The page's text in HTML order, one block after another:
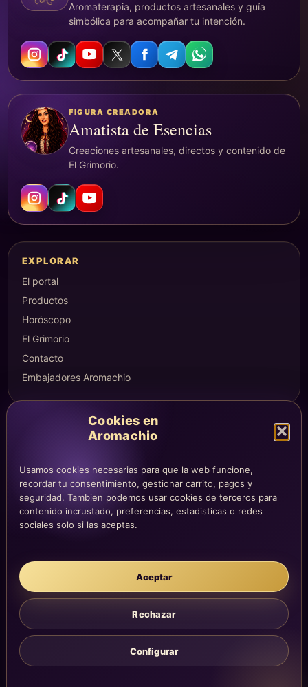
Cookies en
Aromachio
Usamos cookies necesarias para que la web funcione,
recordar tu consentimiento, gestionar carrito, pagos y
seguridad. Tambien podemos usar cookies de terceros para
contenido incrustado, preferencias, estadisticas o redes
sociales solo si las aceptas.
Aceptar
Rechazar
Configurar
Aromaterapia, productos artesanales y guía
simbólica para acompañar tu intención.
FIGURA CREADORA
Amatista de Esencias
Creaciones artesanales, directos y contenido de
El Grimorio.
EXPLORAR
El portal
Productos
Horóscopo
El Grimorio
Contacto
Embajadores Aromachio
COMPRA Y CUENTA
Mi carrito
Checkout
Condiciones de compra
Envíos y devoluciones
LEGAL
Aviso legal
Privacidad
Cookies
La atención, dirección y correos quedan centralizados en la página